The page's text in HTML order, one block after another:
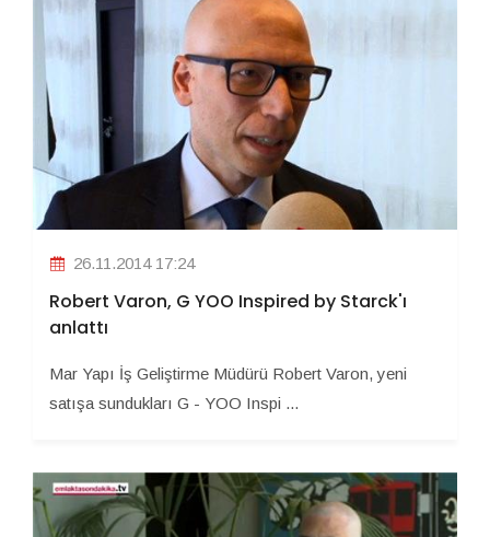
26.11.2014 17:24
Robert Varon, G YOO Inspired by Starck'ı
anlattı
Mar Yapı İş Geliştirme Müdürü Robert Varon, yeni
satışa sundukları G - YOO Inspi ...